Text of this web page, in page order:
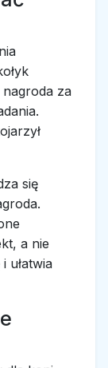
nagroda za
się
a nie
ułatwia